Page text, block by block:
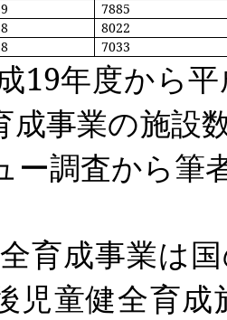
7885
8022
7033
19年度から
成事業の施設
ー調査から筆
育成事業は
児童健全育